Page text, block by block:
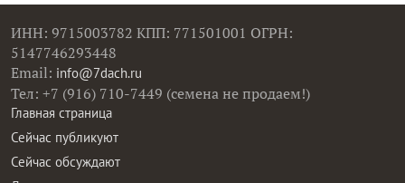
ИНН: 9715003782 КПП: 771501001 ОГРН:
5147746293448
Email: info@7dach.ru
Тел: +7 (916) 710-7449 (семена не продаем!)
Главная страница
Сейчас публикуют
Сейчас обсуждают